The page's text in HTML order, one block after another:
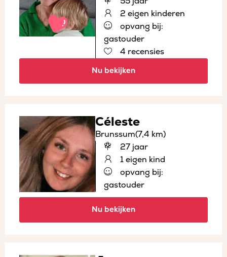
2 eigen kinderen
opvang bij:
gastouder
4 recensies
Nu bekijken
Céleste
Brunssum(7,4 km)
27 jaar
1 eigen kind
opvang bij:
gastouder
Nu bekijken